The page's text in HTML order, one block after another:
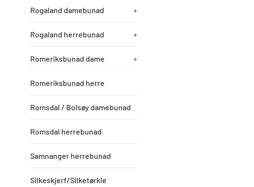
Rogaland damebunad +
Rogaland herrebunad +
Romeriksbunad dame +
Romeriksbunad herre
Romsdal / Bolsøy damebunad
Romsdal herrebunad
Samnanger herrebunad
Silkeskjerf/Silketørkle